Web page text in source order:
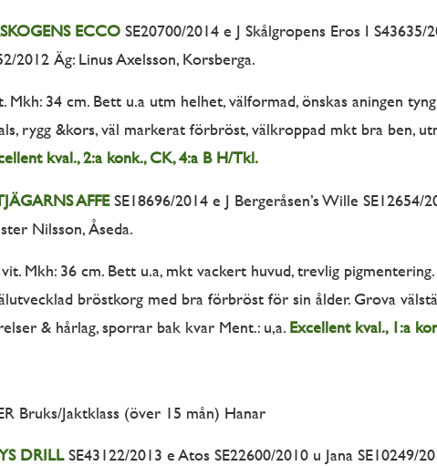
ECCO SE20700/2014 e J Skålgropens Eros I S43635/
2012 Äg: Linus Axelsson, Korsberga.
Mkh: 34 cm. Bett u.a utm helhet, välformad, önskas aningen
rygg &kors, väl markerat förbröst, välkroppad mkt bra ben,
kval., 2:a konk., CK, 4:a B H/Tkl.
AFFESE18696/2014 e J Bergeråsen’s Wille SE12654/
Nilsson, Åseda.
Mkh: 36 cm. Bett u.a, mkt vackert huvud, trevlig
bröstkorg med bra förbröst för sin ålder. Grova
& hårlag, sporrar bak kvar Ment.: u,a. Excellent kval., 1:a
Bruks/Jaktklass (över 15 mån) Hanar
DRILLSE43122/2013 e Atos SE22600/2010 u Jana SE10249/